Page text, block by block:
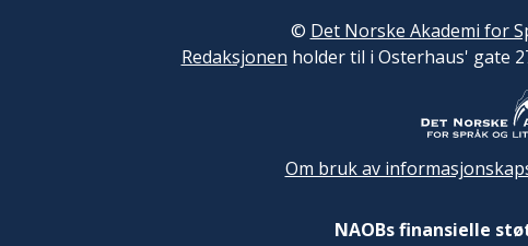
© Det Norske Akademi for
Redaksjonen holder til i Osterhaus' gate
Om bruk av
NAOBs finansielle